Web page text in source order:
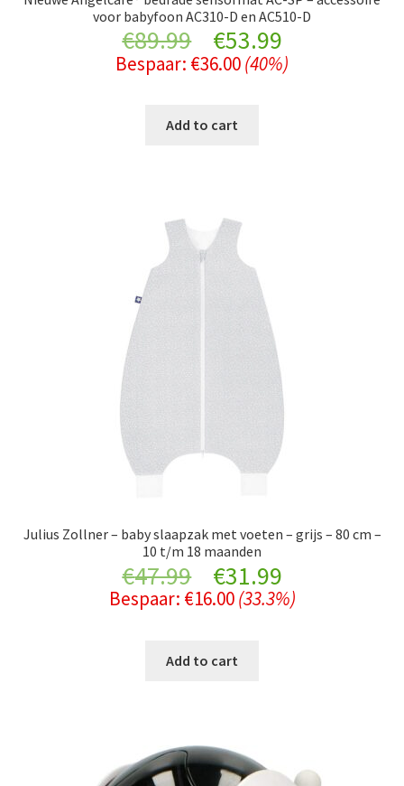
voor babyfoon AC310-D en AC510-D
€89.99
Original
price
was:
€53.99Current
price
Bespaar: €36.00(40%)
Add to cart
Julius Zollner – baby slaapzak met voeten – grijs – 80 cm –
10 t/m 18 maanden
€47.99
Original
price
was:
€31.99Current
price
Bespaar: €16.00 (33.3%)
Add to cart